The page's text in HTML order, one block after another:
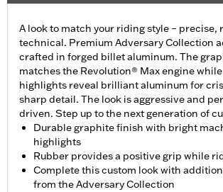
A look to match your riding style – precise,
technical. Premium Adversary Collection
crafted in forged billet aluminum. The
matches the Revolution® Max engine
highlights reveal brilliant aluminum for
sharp detail. The look is aggressive and
driven. Step up to the next generation of
Durable graphite finish with bright
highlights
Rubber provides a positive grip while
Complete this custom look with
from the Adversary Collection